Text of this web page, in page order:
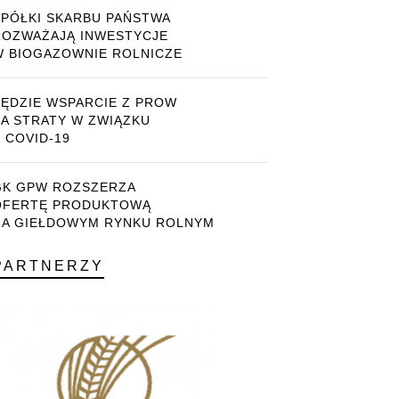
SKARBU PAŃSTWA
INWESTYCJE
BIOGAZOWNIE ROLNICZE
WSPARCIE Z PROW
STRATY W ZWIĄZKU
COVID-19
GPW ROZSZERZA
PRODUKTOWĄ
GIEŁDOWYM RYNKU ROLNYM